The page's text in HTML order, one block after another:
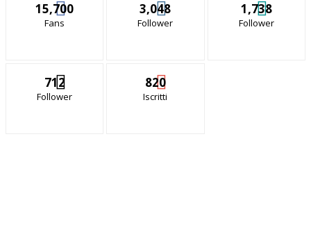
15,700
Fans
3,048
Follower
1,738
Follower
712
Follower
820
Iscritti